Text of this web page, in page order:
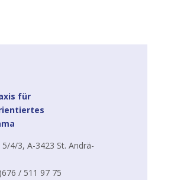
für
4/3, A-3423 St. Andrä-
/ 511 97 75